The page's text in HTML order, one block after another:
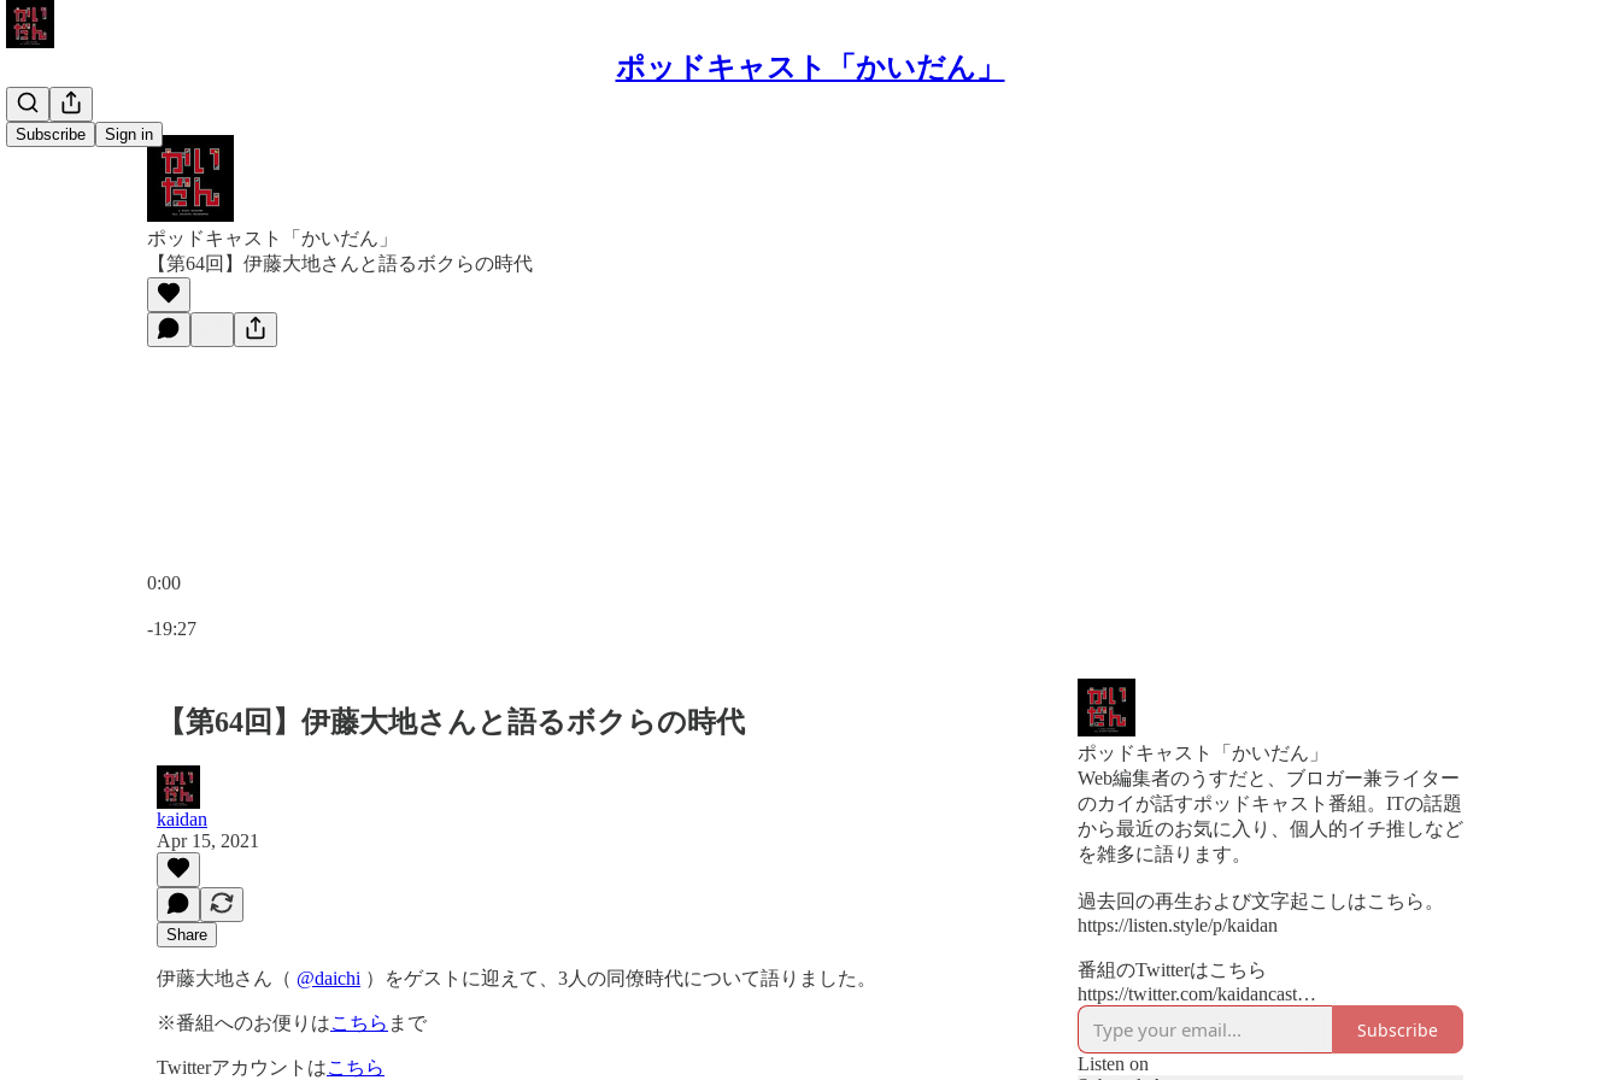
ポッドキャスト「かいだん」
Subscribe Sign in
ポッドキャスト「かいだん」
【第64回】伊藤大地さんと語るボクらの時代
0:00
-19:27
【第64回】伊藤大地さんと語るボクらの時代
kaidan
Apr 15, 2021
Share
伊藤大地さん（ @daichi ）をゲストに迎えて、3人の同僚時代について語りました。
※番組へのお便りはこちら まで
Twitterアカウントはこちら
ポッドキャスト「かいだん」
Web編集者のうすだと、ブロガー兼ライター
のカイが話すポッドキャスト番組。ITの話題
から最近のお気に入り、個人的イチ推しなど
を雑多に語ります。
過去回の再生および文字起こしはこちら。
https://listen.style/p/kaidan
番組のTwitterはこちら
https://twitter.com/kaidancast
番組へのお便りはこちら
https://docs.google.com/forms/d/e/1FAIpQLScbu
Subscribe
Listen on